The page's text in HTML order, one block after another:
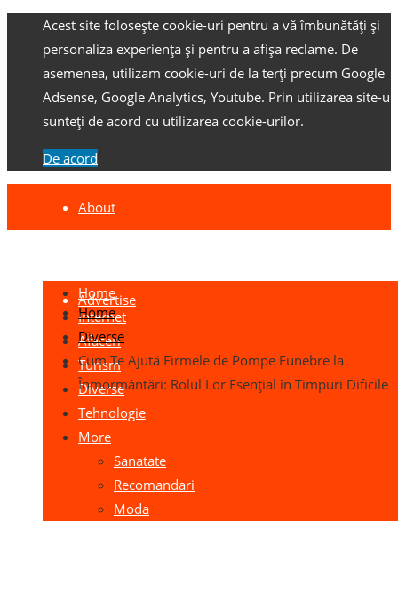
Acest site folosește cookie-uri pentru a vă îmbunătăți și
personaliza experiența și pentru a afișa reclame. De
asemenea, utilizam cookie-uri de la terți precum Google
Adsense, Google Analytics, Youtube. Prin utilizarea site-
sunteți de acord cu utilizarea cookie-urilor.
De acord
About
Advertise
Home
Internet
Afaceri
Turism
Diverse
Tehnologie
More
Sanatate
Recomandari
Moda
Home
Diverse
Cum Te Ajută Firmele de Pompe Funebre la
Înmormântări: Rolul Lor Esențial în Timpuri Dificile